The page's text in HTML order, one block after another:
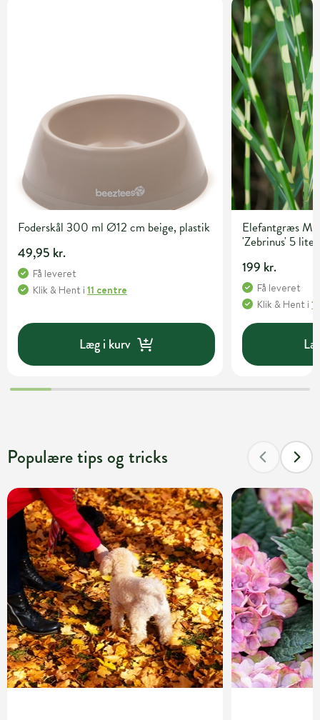
Foderskål 300 ml Ø12 cm beige, plastik
49,95 kr.
Få leveret
Klik & Hent i 11 centre
Læg i kurv
Elefantgræs
'Zebrinus' 5
199 kr.
Få leveret
Klik & Hent i
Populære tips og tricks